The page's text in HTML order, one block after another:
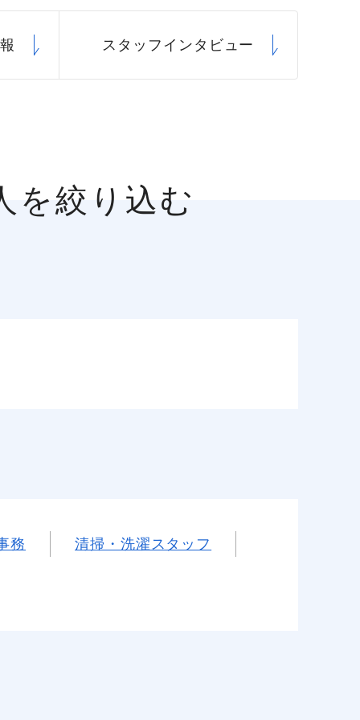
スタッフ インタビュー
を絞り込む
務 清掃・洗濯スタッフ